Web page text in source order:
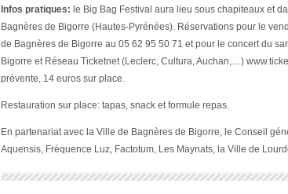
Infos pratiques: le Big Bag Festival aura lieu sous chapiteaux et
Bagnères de Bigorre (Hautes-Pyrénées). Réservations pour le
de Bagnères de Bigorre au 05 62 95 50 71 et pour le concert du
Bigorre et Réseau Ticketnet (Leclerc, Cultura, Auchan,…)
prévente, 14 euros sur place.
Restauration sur place: tapas, snack et formule repas.
En partenariat avec la Ville de Bagnères de Bigorre, le Conseil
Aquensis, Fréquence Luz, Factotum, Les Maynats, la Ville de